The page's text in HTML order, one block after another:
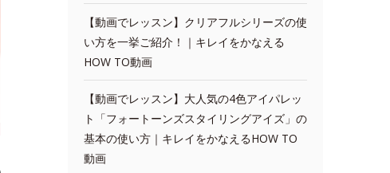
【動画でレッスン】クリアフルシリーズの使
い方を一挙ご紹介！｜キレイをかなえる
HOW TO動画
【動画でレッスン】大人気の4色アイパレッ
ト「フォートーンズスタイリングアイズ」の
基本の使い方｜キレイをかなえるHOW TO
動画